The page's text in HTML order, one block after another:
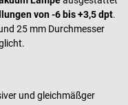
von -6 bis +3,5 dpt.
25 mm Durchmesser
und gleichmäßger